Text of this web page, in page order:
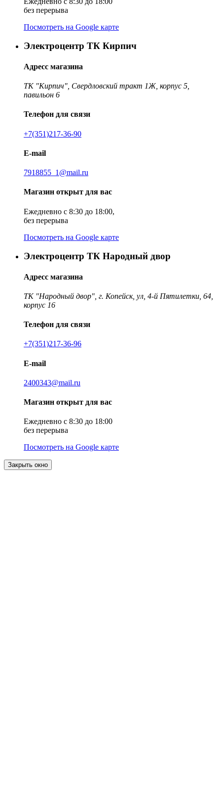
без перерыва
Посмотреть на Google карте
Электроцентр ТК Кирпич
Адресс магазина
ТК "Кирпич", Свердловский тракт 1Ж, корпус 5,
павильон 6
Телефон для связи
+7(351)217-36-90
E-mail
7918855_1@mail.ru
Магазин открыт для вас
Ежедневно с 8:30 до 18:00,
без перерыва
Посмотреть на Google карте
Электроцентр ТК Народный двор
Адресс магазина
ТК "Народный двор", г. Копейск, ул, 4-й Пятилетки, 64,
корпус 16
Телефон для связи
+7(351)217-36-96
E-mail
2400343@mail.ru
Магазин открыт для вас
Ежедневно с 8:30 до 18:00
без перерыва
Посмотреть на Google карте
Закрыть окно